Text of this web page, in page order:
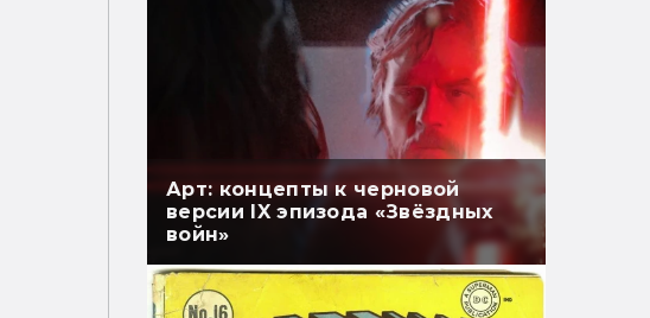
Арт: концепты к черновой
версии IX эпизода «Звёздных
войн»